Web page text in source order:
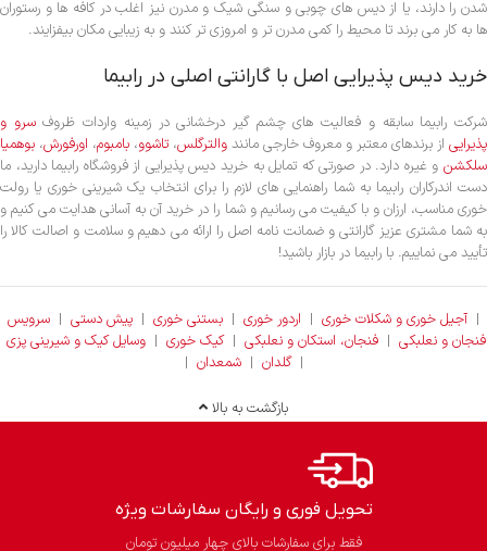
شدن را دارند، یا از دیس های چوبی و سنگی شیک و مدرن نیز اغلب در کافه ها و رستوران
ها به کار می برند تا محیط را کمی مدرن تر و امروزی تر کنند و به زیبایی مکان بیفزایند.
خرید دیس پذیرایی اصل با گارانتی اصلی در رابیما
شرکت رابیما سابقه و فعالیت های چشم گیر درخشانی در زمینه واردات ظروفسرو و
پذیرایی از برندهای معتبر و معروف خارجی مانند والترگلس، تاشوو، بامبوم، اورفورش، بوهمیا
سلکشن و غیره دارد. در صورتی که تمایل به خرید دیس پذیرایی از فروشگاه رابیما دارید، ما
دست اندرکاران رابیما به شما راهنمایی های لازم را برای انتخاب یک شیرینی خوری یا رولت
خوری مناسب، ارزان و با کیفیت می رسانیم و شما را در خرید آن به آسانی هدایت می کنیم و
به شما مشتری عزیز گارانتی و ضمانت نامه اصل را ارائه می دهیم و سلامت و اصالت کالا را
تأیید می نماییم. با رابیما در بازار باشید!
| آجیل خوری و شکلات خوری | اردور خوری | بستنی خوری | پیش دستی | سرویس
فنجان و نعلبکی |فنجان، استکان و نعلبکی |کیک خوری |وسایل کیک و شیرینی پزی
|گلدان |شمعدان |
بازگشت به بالا
تحویل فوری و رایگان سفارشات ویژه
فقط برای سفارشات بالای چهار میلیون تومان